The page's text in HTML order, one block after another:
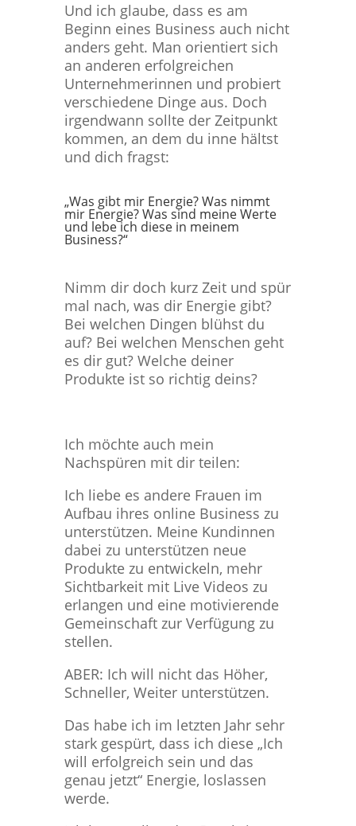
Und ich glaube, dass es am
Beginn eines Business auch nicht
anders geht. Man orientiert sich
an anderen erfolgreichen
Unternehmerinnen und probiert
verschiedene Dinge aus. Doch
irgendwann sollte der Zeitpunkt
kommen, an dem du inne hältst
und dich fragst:
„Was gibt mir Energie? Was nimmt
mir Energie? Was sind meine Werte
und lebe ich diese in meinem
Business?“
Nimm dir doch kurz Zeit und spür
mal nach, was dir Energie gibt?
Bei welchen Dingen blühst du
auf? Bei welchen Menschen geht
es dir gut? Welche deiner
Produkte ist so richtig deins?
Ich möchte auch mein
Nachspüren mit dir teilen:
Ich liebe es andere Frauen im
Aufbau ihres online Business zu
unterstützen. Meine Kundinnen
dabei zu unterstützen neue
Produkte zu entwickeln, mehr
Sichtbarkeit mit Live Videos zu
erlangen und eine motivierende
Gemeinschaft zur Verfügung zu
stellen.
ABER: Ich will nicht das Höher,
Schneller, Weiter unterstützen.
Das habe ich im letzten Jahr sehr
stark gespürt, dass ich diese „Ich
will erfolgreich sein und das
genau jetzt“ Energie, loslassen
werde.